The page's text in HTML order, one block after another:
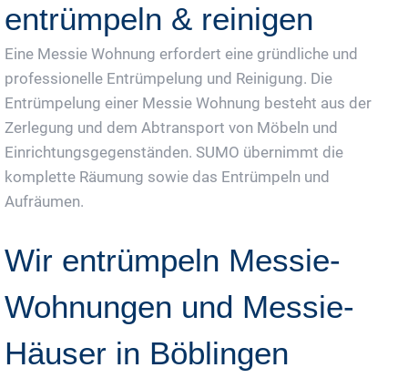
entrümpeln & reinigen
Eine Messie Wohnung erfordert eine gründliche und
professionelle Entrümpelung und Reinigung. Die
Entrümpelung einer Messie Wohnung besteht aus der
Zerlegung und dem Abtransport von Möbeln und
Einrichtungsgegenständen. SUMO übernimmt die
komplette Räumung sowie das Entrümpeln und
Aufräumen.
Wir entrümpeln Messie-
Wohnungen und Messie-
Häuser in Böblingen